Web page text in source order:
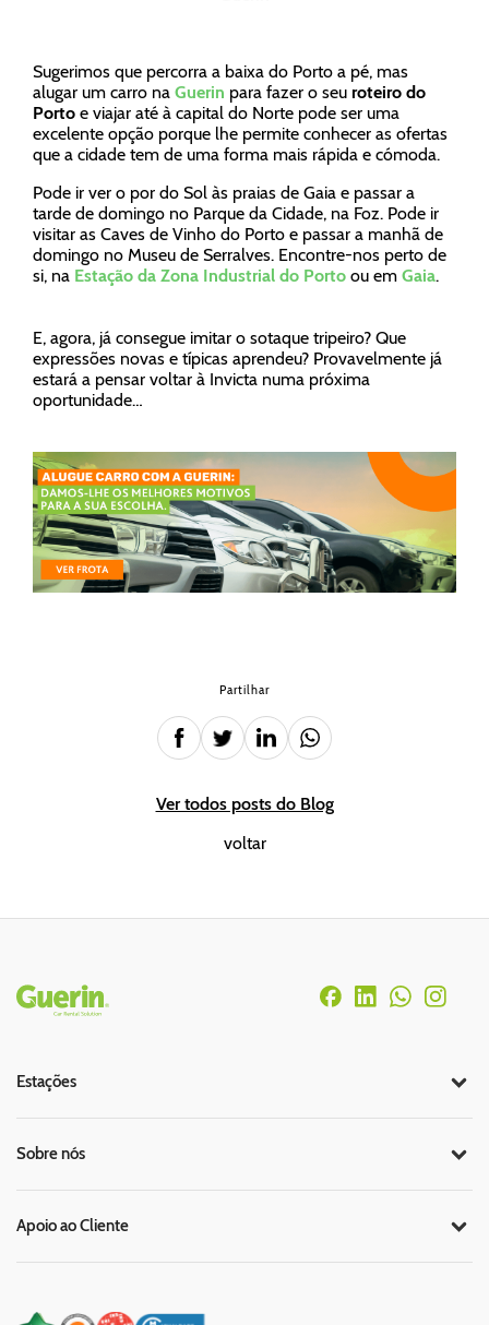
Sugerimos que percorra a baixa do Porto a pé, mas
alugar um carro na Guerin para fazer o seu roteiro do
Porto e viajar até à capital do Norte pode ser uma
excelente opção porque lhe permite conhecer as ofertas
que a cidade tem de uma forma mais rápida e cómoda.
Pode ir ver o por do Sol às praias de Gaia e passar a
tarde de domingo no Parque da Cidade, na Foz. Pode ir
visitar as Caves de Vinho do Porto e passar a manhã de
domingo no Museu de Serralves. Encontre-nos perto de
si, na Estação da Zona Industrial do Porto ou em Gaia.
E, agora, já consegue imitar o sotaque tripeiro? Que
expressões novas e típicas aprendeu? Provavelmente já
estará a pensar voltar à Invicta numa próxima
oportunidade…
Partilhar
Ver todos posts do Blog
voltar
Rodapé
Estações
Sobre nós
Apoio ao Cliente